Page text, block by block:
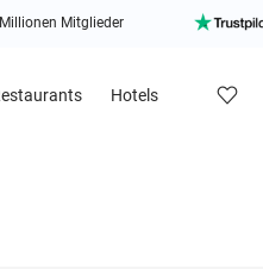
Mitglieder
Hotels